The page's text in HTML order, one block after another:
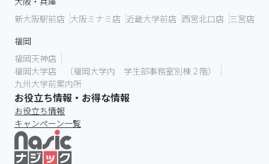
新大阪駅前店 大阪ミナミ店 近畿大学前店 西宮北口店 三宮店
福岡
福岡天神店
福岡大学店 （福岡大学内 学生部事務室別棟２階）
九州大学前案内所
お役立ち情報・お得な情報
お役立ち情報
キャンペーン一覧